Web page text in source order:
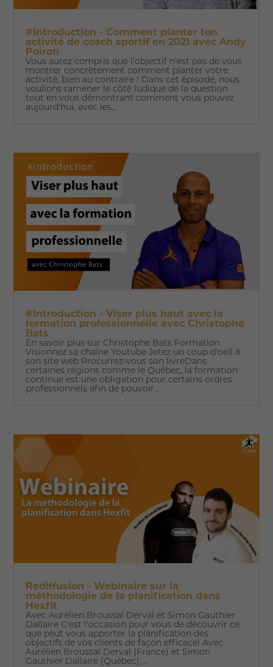
#Introduction - Comment planter ton
activité de coach sportif en 2021 avec Andy
Poiron
Vous aurez compris que l’objectif n’est pas de vous
montrer concrètement comment planter votre
activité, bien au contraire ! Dans cet épisode, nous
voulions ramener le côté ludique de la question
tout en vous démontrant comment vous pouvez
aujourd'hui, avec les...
#Introduction - Viser plus haut avec la
formation professionnelle avec Christophe
Bats
En savoir plus sur Christophe Bats Formation
Visionnez sa chaîne Youtube Jetez un coup d'oeil à
son site web Procurrez-vous son livreDans
certaines régions comme le Québec, la formation
continue est une obligation pour certains ordres
professionnels afin de pouvoir...
Rediffusion - Webinaire sur la
méthodologie de la planification dans
Hexfit
Avec Aurélien Broussal Derval et Simon Gauthier
Dallaire C'est l'occasion pour vous de découvrir ce
que peut vous apporter la planification des
objectifs de vos clients de façon efficace! Avec
Aurélien Broussal Derval (France) et Simon
Gauthier Dallaire (Québec),...